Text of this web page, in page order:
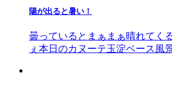
陽が出ると暑い！
曇っているとまぁまぁ晴れてく
ぇ本日のカヌーテ玉淀ベース風